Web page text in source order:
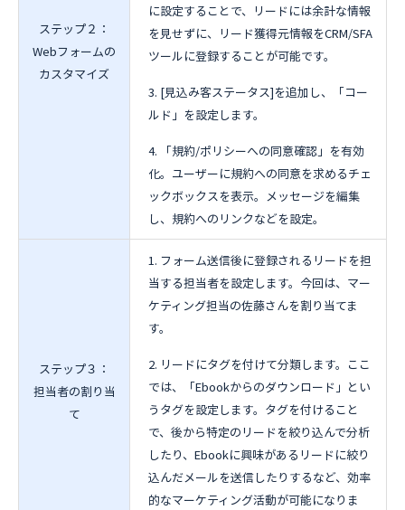
ステップ２：
Webフォームの
カスタマイズ
に設定することで、リードには余計な情報
を見せずに、リード獲得元情報をCRM/SFA
ツールに登録することが可能です。
[見込み客ステータス]を追加し、「コー
ルド」を設定します。
「規約/ポリシーへの同意確認」を有効
化。ユーザーに規約への同意を求めるチェ
ックボックスを表示。メッセージを編集
し、規約へのリンクなどを設定。
ステップ３：
担当者の割り当
て
フォーム送信後に登録されるリードを担
当する担当者を設定します。今回は、マー
ケティング担当の佐藤さんを割り当てま
す。
リードにタグを付けて分類します。ここ
では、「Ebookからのダウンロード」とい
うタグを設定します。タグを付けること
で、後から特定のリードを絞り込んで分析
したり、Ebookに興味があるリードに絞り
込んだメールを送信したりするなど、効率
的なマーケティング活動が可能になりま